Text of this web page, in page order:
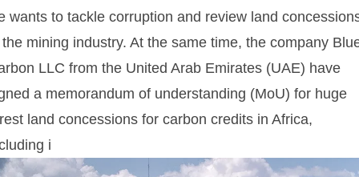
wants to tackle corruption and review land
mining industry. At the same time, the company
LLC from the United Arab Emirates (UAE) have
a memorandum of understanding (MoU) for huge
land concessions for carbon credits in Africa,
i